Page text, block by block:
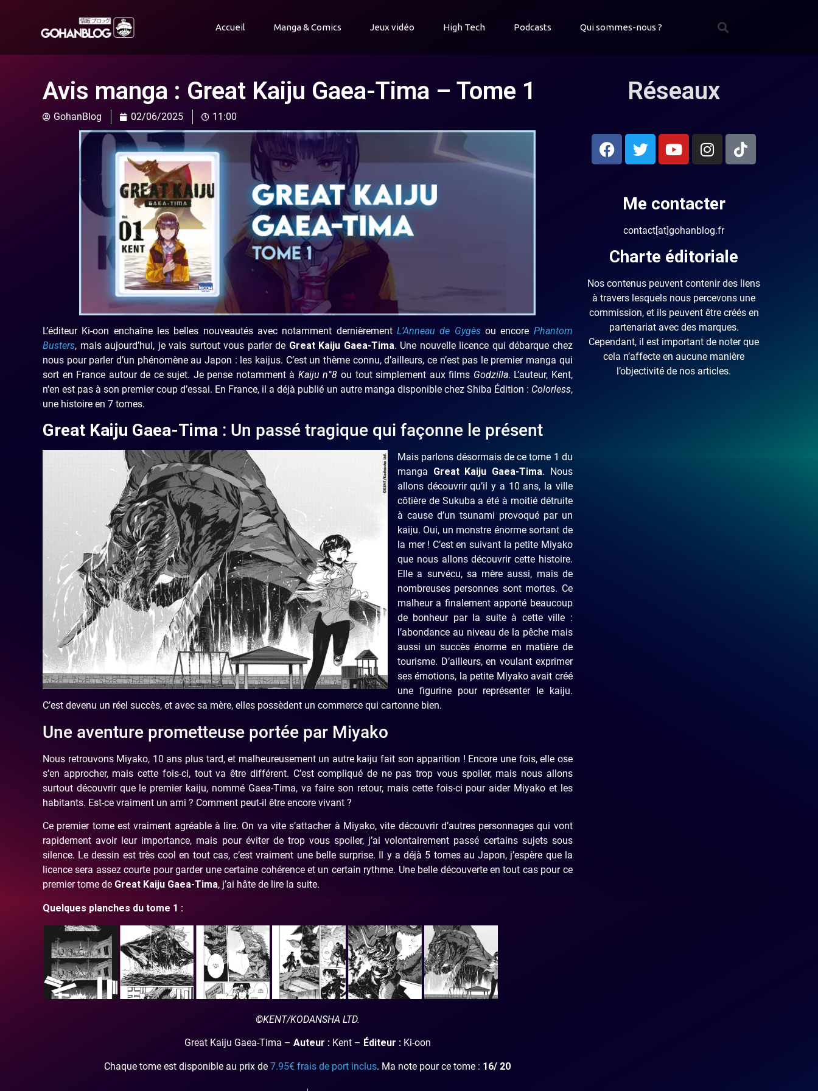
Accueil Manga & Comics Jeux vidéo High Tech Podcasts Qui sommes-nous ?
Avis manga : Great Kaiju Gaea-Tima – Tome 1
GohanBlog 02/06/2025 11:00
L’éditeur Ki-oon enchaîne les belles nouveautés avec notamment dernièrementL’Anneau de Gygèsou encore Phantom
Busters, mais aujourd’hui, je vais surtout vous parler de Great Kaiju Gaea-Tima. Une nouvelle licence qui débarque chez
nous pour parler d’un phénomène au Japon : les kaijus. C’est un thème connu, d’ailleurs, ce n’est pas le premier manga qui
sort en France autour de ce sujet. Je pense notamment à Kaiju n°8 ou tout simplement aux films Godzilla. L’auteur, Kent,
n’en est pas à son premier coup d’essai. En France, il a déjà publié un autre manga disponible chez Shiba Édition : Colorless,
une histoire en 7 tomes.
Great Kaiju Gaea-Tima : Un passé tragique qui façonne le présent
Mais parlons désormais de ce tome 1 du
manga Great Kaiju Gaea-Tima. Nous
allons découvrir qu’il y a 10 ans, la ville
côtière de Sukuba a été à moitié détruite
à cause d’un tsunami provoqué par un
kaiju. Oui, un monstre énorme sortant de
la mer ! C’est en suivant la petite Miyako
que nous allons découvrir cette histoire.
Elle a survécu, sa mère aussi, mais de
nombreuses personnes sont mortes. Ce
malheur a finalement apporté beaucoup
de bonheur par la suite à cette ville :
l’abondance au niveau de la pêche mais
aussi un succès énorme en matière de
tourisme. D’ailleurs, en voulant exprimer
ses émotions, la petite Miyako avait créé
une figurine pour représenter le kaiju.
C’est devenu un réel succès, et avec sa mère, elles possèdent un commerce qui cartonne bien.
Une aventure prometteuse portée par Miyako
Nous retrouvons Miyako, 10 ans plus tard, et malheureusement un autre kaiju fait son apparition ! Encore une fois, elle ose
s’en approcher, mais cette fois-ci, tout va être différent. C’est compliqué de ne pas trop vous spoiler, mais nous allons
surtout découvrir que le premier kaiju, nommé Gaea-Tima, va faire son retour, mais cette fois-ci pour aider Miyako et les
habitants. Est-ce vraiment un ami ? Comment peut-il être encore vivant ?
Ce premier tome est vraiment agréable à lire. On va vite s’attacher à Miyako, vite découvrir d’autres personnages qui vont
rapidement avoir leur importance, mais pour éviter de trop vous spoiler, j’ai volontairement passé certains sujets sous
silence. Le dessin est très cool en tout cas, c’est vraiment une belle surprise. Il y a déjà 5 tomes au Japon, j’espère que la
licence sera assez courte pour garder une certaine cohérence et un certain rythme. Une belle découverte en tout cas pour ce
premier tome de Great Kaiju Gaea-Tima, j’ai hâte de lire la suite.
Quelques planches du tome 1 :
©KENT/KODANSHA LTD.
Great Kaiju Gaea-Tima – Auteur :Kent – Éditeur : Ki-oon
Chaque tome est disponible au prix de7.95€ frais de port inclus. Ma note pour ce tome : 16/ 20
Réseaux
Me contacter
contact[at]gohanblog.fr
Charte éditoriale
Nos contenus peuvent contenir des liens
à travers lesquels nous percevons une
commission, et ils peuvent être créés en
partenariat avec des marques.
Cependant, il est important de noter que
cela n’affecte en aucune manière
l’objectivité de nos articles.